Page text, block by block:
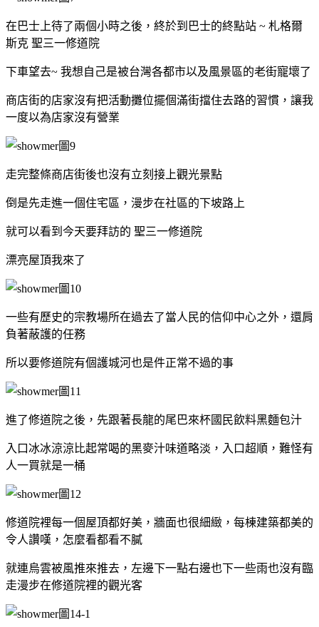
在巴士上待了兩個小時之後，終於到巴士的終點站 ~ 札格爾
斯克 聖三一修道院
下車望去~ 我想自己是被台灣各都市以及風景區的老街寵壞了
商店街的店家沒有把活動攤位擺個滿街擋住去路的習慣，讓我
一度以為店家沒有營業
走完整條商店街後也沒有立刻接上觀光景點
倒是先走進一個住宅區，漫步在社區的下坡路上
就可以看到今天要拜訪的 聖三一修道院
漂亮屋頂我來了
一些有歷史的宗教場所在過去了當人民的信仰中心之外，還肩
負著蔽護的任務
所以要修道院有個護城河也是件正常不過的事
進了修道院之後，先跟著長龍的尾巴來杯國民飲料黑麵包汁
入口冰冰涼涼比起常喝的黑麥汁味道略淡，入口超順，難怪有
人一買就是一桶
修道院裡每一個屋頂都好美，牆面也很細緻，每棟建築都美的
令人讚嘆，怎麼看都看不膩
就連烏雲被風推來推去，左邊下一點右邊也下一些雨也沒有臨
走漫步在修道院裡的觀光客